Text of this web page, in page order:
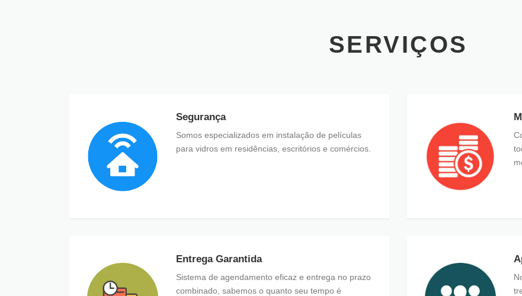
SERVIÇOS
Segurança
Somos especializados em instalação de películas
para vidros em residências, escritórios e comércios.
Entrega Garantida
Sistema de agendamento eficaz e entrega no prazo
combinado, sabemos o quanto seu tempo é